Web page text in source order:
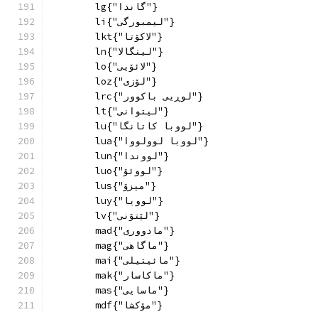
        lg{"گاندا"}
        li{"لیمبورگی"}
        lkt{"لاکۆتا"}
        ln{"لينگالا"}
        lo{"لائۆیی"}
        loz{"لۆزی"}
        lrc{"لوڕیی باکوور"}
        lt{"لیتوانی"}
        lu{"لووبا کاتانگا"}
        lua{"لووبا لوولووا"}
        lun{"لووندا"}
        luo{"لووئۆ"}
        lus{"میزۆ"}
        luy{"لوویا"}
        lv{"لێتۆنی"}
        mad{"مادووری"}
        mag{"ماگاهی"}
        mai{"مائیتیلی"}
        mak{"ماکاسار"}
        mas{"ماسایی"}
        mdf{"مۆکشا"}